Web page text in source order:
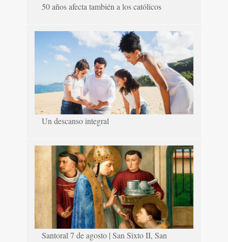
50 años afecta también a los católicos
Un descanso integral
Santoral 7 de agosto | San Sixto II, San